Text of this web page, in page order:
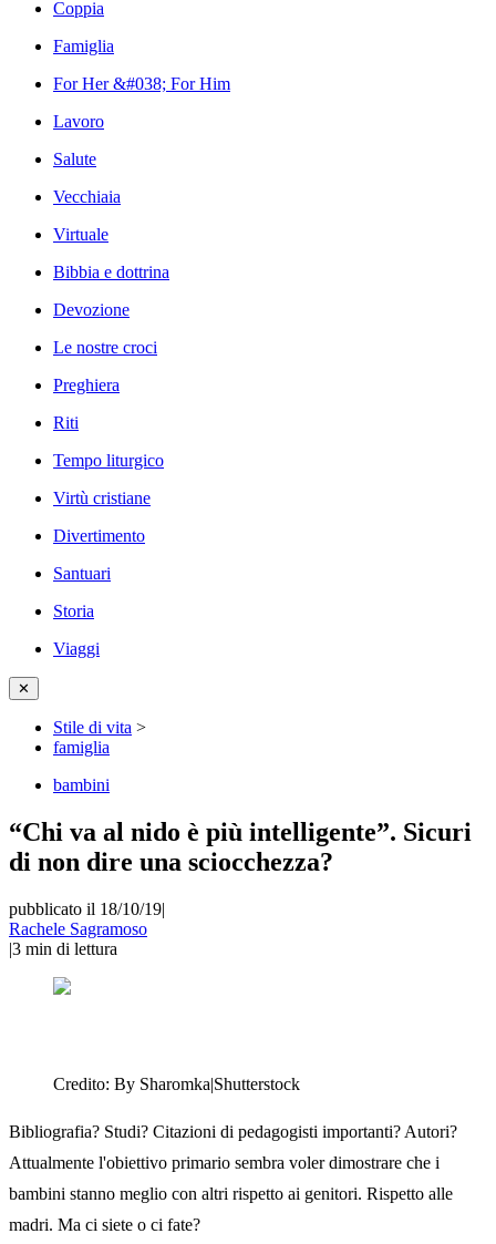
Coppia
Famiglia
For Her &#038; For Him
Lavoro
Salute
Vecchiaia
Virtuale
Bibbia e dottrina
Devozione
Le nostre croci
Preghiera
Riti
Tempo liturgico
Virtù cristiane
Divertimento
Santuari
Storia
Viaggi
✕
Stile di vita >
famiglia
bambini
“Chi va al nido è più intelligente”. Sicuri
di non dire una sciocchezza?
pubblicato il 18/10/19|
Rachele Sagramoso
|3 min di lettura
Credito: By Sharomka|Shutterstock
Bibliografia? Studi? Citazioni di pedagogisti importanti? Autori?
Attualmente l'obiettivo primario sembra voler dimostrare che i
bambini stanno meglio con altri rispetto ai genitori. Rispetto alle
madri. Ma ci siete o ci fate?